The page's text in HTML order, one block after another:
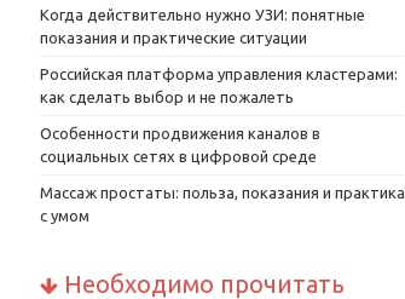
Когда действительно нужно УЗИ: понятные
показания и практические ситуации
Российская платформа управления кластерами:
как сделать выбор и не пожалеть
Особенности продвижения каналов в
социальных сетях в цифровой среде
Массаж простаты: польза, показания и практика
с умом
Необходимо прочитать